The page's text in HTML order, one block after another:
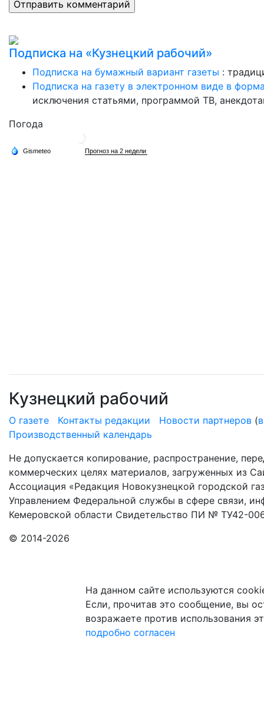
Подписка на «Кузнецкий рабочий»
Подписка на бумажный вариант газеты :
Подписка на газету в электронном виде в
исключения статьями, программой ТВ,
Погода
Кузнецкий рабочий
О газете Контакты редакции Новости партнеров (
Производственный календарь
Не допускается копирование, распространение,
коммерческих целях материалов, загруженных из
Ассоциация «Редакция Новокузнецкой городской
Управлением Федеральной службы в сфере связи,
Кемеровской области Свидетельство ПИ № ТУ42-
© 2014-2026
На данном сайте используются
Если, прочитав это сообщение, вы
возражаете против использования
подробно согласен